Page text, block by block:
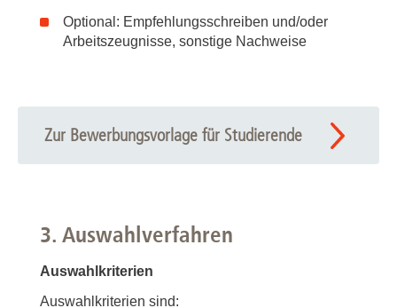
Optional: Empfehlungsschreiben und/oder
Arbeitszeugnisse, sonstige Nachweise
Zur Bewerbungsvorlage für Studierende
3. Auswahlverfahren
Auswahlkriterien
Auswahlkriterien sind: